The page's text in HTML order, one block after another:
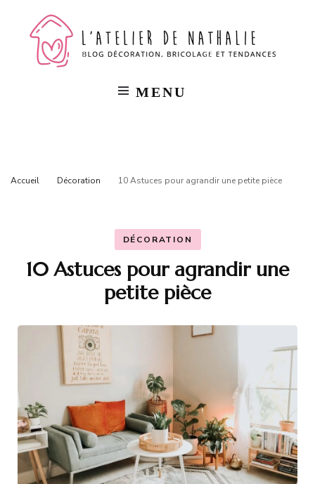
MENU
Accueil Décoration 10 Astuces pour agrandir une petite pièce
DÉCORATION
10 Astuces pour agrandir une
petite pièce